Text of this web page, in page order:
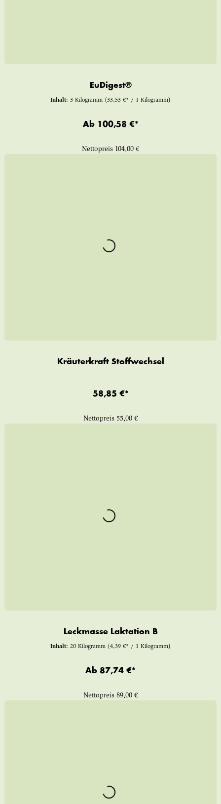
EuDigest®
Inhalt: 3 Kilogramm (33,53 €* / 1 Kilogramm)
Ab 100,58 €*
Nettopreis 104,00 €
Kräuterkraft Stoffwechsel
58,85 €*
Nettopreis 55,00 €
Leckmasse Laktation B
Inhalt: 20 Kilogramm (4,39 €* / 1 Kilogramm)
Ab 87,74 €*
Nettopreis 89,00 €